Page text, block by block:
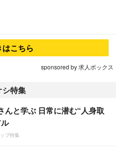
こちら
sponsored by 求人ボックス
シ特集
んと学ぶ 日常に潜む“人身取
プ特集